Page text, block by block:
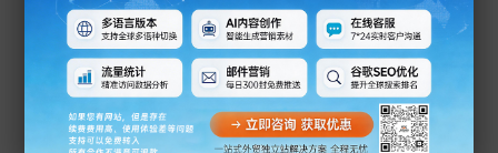
2011.03 - 2011.08
诺亚财富广州分
2010.04 - 2011.03
平安信托
2008.03 - 2010.03
泰康养老广州分